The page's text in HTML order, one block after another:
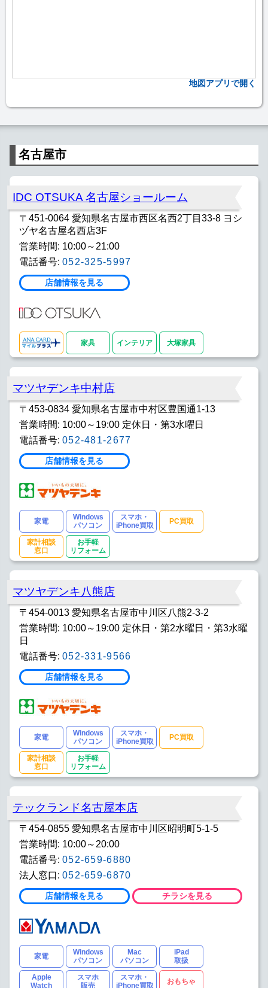
地図アプリで開く
名古屋市
IDC OTSUKA 名古屋ショールーム
〒451-0064 愛知県名古屋市西区名西2丁目33-8 ヨシ
ヅヤ名古屋名西店3F
営業時間: 10:00～21:00
電話番号: 052-325-5997
店舗情報を見る
家具 インテリア 大塚家具
マツヤデンキ中村店
〒453-0834 愛知県名古屋市中村区豊国通1-13
営業時間: 10:00～19:00 定休日・第3水曜日
電話番号: 052-481-2677
店舗情報を見る
家電
Windows
パソコン
スマホ・
iPhone買取
PC買取
家計相談
窓口
お手軽
リフォーム
マツヤデンキ八熊店
〒454-0013 愛知県名古屋市中川区八熊2-3-2
営業時間: 10:00～19:00 定休日・第2水曜日・第3水曜
日
電話番号: 052-331-9566
店舗情報を見る
家電
Windows
パソコン
スマホ・
iPhone買取
PC買取
家計相談
窓口
お手軽
リフォーム
テックランド名古屋本店
〒454-0855 愛知県名古屋市中川区昭明町5-1-5
営業時間: 10:00～20:00
電話番号: 052-659-6880
法人窓口: 052-659-6870
店舗情報を見る チラシを見る
家電
Windows
パソコン
Mac
パソコン
iPad
取扱
Apple
Watch
スマホ
販売
スマホ・
iPhone買取
おもちゃ